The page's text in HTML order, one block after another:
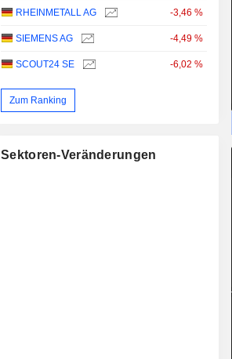
RHEINMETALL AG -3,46 %
SIEMENS AG -4,49 %
SCOUT24 SE -6,02 %
Zum Ranking
Sektoren-Veränderungen